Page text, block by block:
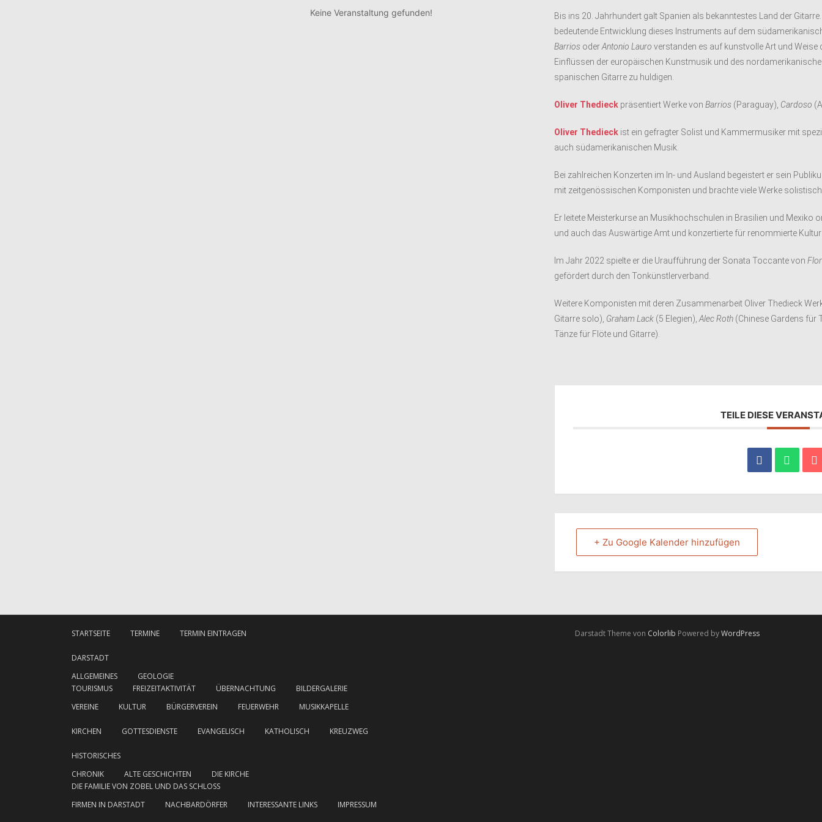
Keine Veranstaltung gefunden!
Bis ins 20. Jahrhundert galt Spanien als bekanntestes Land der
bedeutende Entwicklung dieses Instruments auf dem
Barrios oderAntonio Lauro verstanden es auf kunstvolle Art und
Einflüssen der europäischen Kunstmusik und des
spanischen Gitarre zu huldigen.
Oliver Thedieckpräsentiert Werke von Barrios (Paraguay), Cardoso
Oliver Thedieckist ein gefragter Solist und Kammermusiker mit
auch südamerikanischen Musik.
Bei zahlreichen Konzerten im In- und Ausland begeistert er sein
mit zeitgenössischen Komponisten und brachte viele Werke
Er leitete Meisterkurse an Musikhochschulen in Brasilien und Mexiko
und auch das Auswärtige Amt und konzertierte für renommierte
Im Jahr 2022 spielte er die Uraufführung der Sonata Toccante von
gefördert durch den Tonkünstlerverband.
Weitere Komponisten mit deren Zusammenarbeit Oliver Thedieck
Gitarre solo), Graham Lack(5 Elegien), Alec Roth(Chinese Gardens für
Tänze für Flöte und Gitarre).
TEILE DIESE
+ Zu Google Kalender hinzufügen
STARTSEITE TERMINE TERMIN EINTRAGEN
DARSTADT
ALLGEMEINES
GEOLOGIE
TOURISMUS
FREIZEITAKTIVITÄT ÜBERNACHTUNG
BILDERGALERIE
VEREINE
KULTUR BÜRGERVEREIN FEUERWEHR MUSIKKAPELLE
KIRCHEN GOTTESDIENSTE EVANGELISCH KATHOLISCH KREUZWEG
HISTORISCHES
CHRONIK
ALTE GESCHICHTEN
DIE KIRCHE
DIE FAMILIE VON ZOBEL UND DAS SCHLOSS
FIRMEN IN DARSTADT
NACHBARDÖRFER INTERESSANTE LINKS IMPRESSUM
Darstadt Theme von Colorlib Powered byWordPress